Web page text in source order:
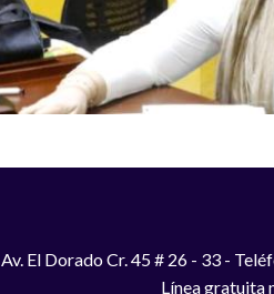
Av. El Dorado Cr. 45 # 26 - 33 -
Línea gratuita